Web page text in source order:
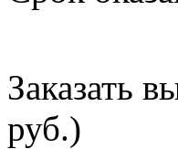
Заказать
руб.)